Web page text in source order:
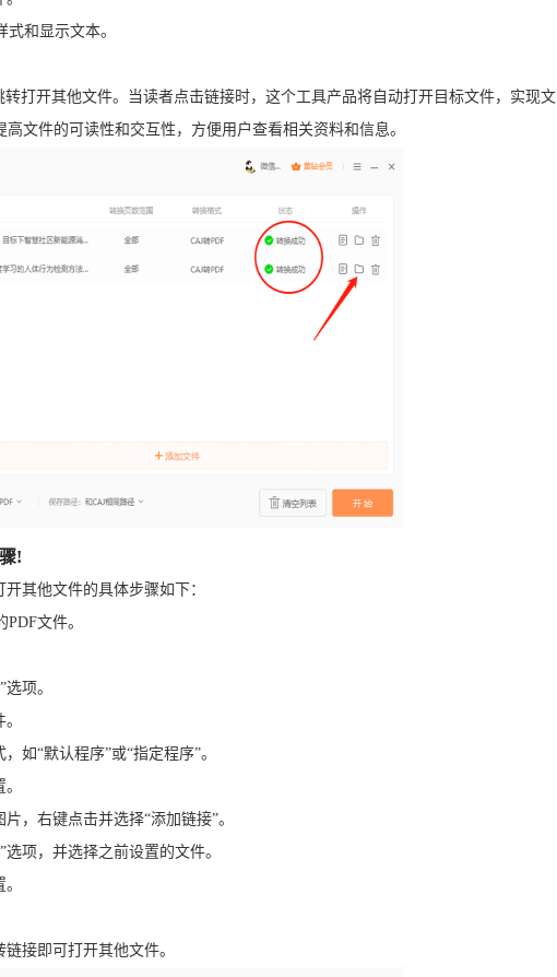
和显示文本。
打开其他文件。当读者点击链接时，这个工具产品将自动打开目标文件，实现文
文件的可读性和交互性，方便用户查看相关资料和信息。
!
其他文件的具体步骤如下：
文件。
项。
如“默认程序”或“指定程序”。
，右键点击并选择“添加链接”。
项，并选择之前设置的文件。
接即可打开其他文件。